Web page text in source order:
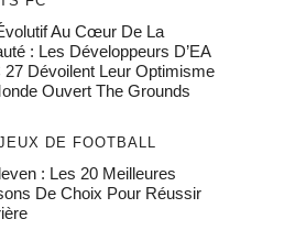
Au Cœur De La
: Les Développeurs D’EA
27 Dévoilent Leur Optimisme
Ouvert The Grounds
DE FOOTBALL
: Les 20 Meilleures
De Choix Pour Réussir